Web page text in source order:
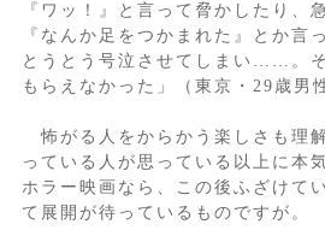
『ワッ！』と言って脅かしたり、
『なんか足をつかまれた』とか言
とうとう号泣させてしまい……。
もらえなかった」（東京・29歳男
怖がる人をからかう楽しさも理
っている人が思っている以上に本
ホラー映画なら、この後ふざけ
て展開が待っているものですが。